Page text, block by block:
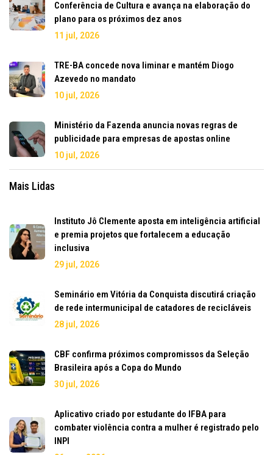
Conferência de Cultura e avança na elaboração do
plano para os próximos dez anos
11 jul, 2026
TRE-BA concede nova liminar e mantém Diogo
Azevedo no mandato
10 jul, 2026
Ministério da Fazenda anuncia novas regras de
publicidade para empresas de apostas online
10 jul, 2026
Mais Lidas
Instituto Jô Clemente aposta em inteligência artificial
e premia projetos que fortalecem a educação
inclusiva
29 jul, 2026
Seminário em Vitória da Conquista discutirá criação
de rede intermunicipal de catadores de recicláveis
28 jul, 2026
CBF confirma próximos compromissos da Seleção
Brasileira após a Copa do Mundo
30 jul, 2026
Aplicativo criado por estudante do IFBA para
combater violência contra a mulher é registrado pelo
INPI